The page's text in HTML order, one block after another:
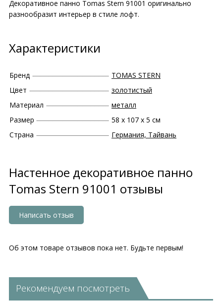
Декоративное панно Tomas Stern 91001 оригинально
разнообразит интерьер в стиле лофт.
Характеристики
Бренд
TOMAS STERN
Цвет
золотистый
Материал
металл
Размер
58 х 107 х 5 см
Страна
Германия, Тайвань
Настенное декоративное панно
Tomas Stern 91001 отзывы
Написать отзыв
Об этом товаре отзывов пока нет. Будьте первым!
Рекомендуем посмотреть